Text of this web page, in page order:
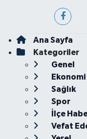
Ana Sayfa
Kategoriler
Genel
Ekonomi
Sağlık
Spor
İlçe
Vefat